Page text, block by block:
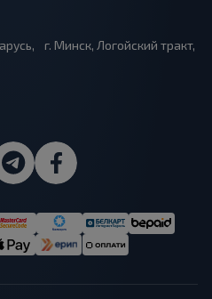
г. Минск, Логойский тракт,